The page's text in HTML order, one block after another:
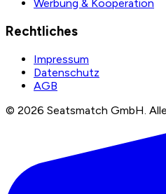
Werbung & Kooperation
Rechtliches
Impressum
Datenschutz
AGB
© 2026 Seatsmatch GmbH.